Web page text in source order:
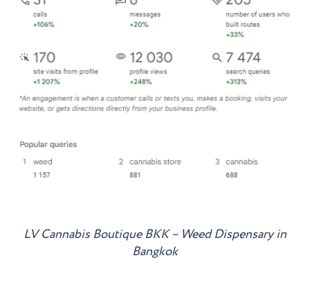
LV Cannabis Boutique BKK – Weed Dispensary in
Bangkok